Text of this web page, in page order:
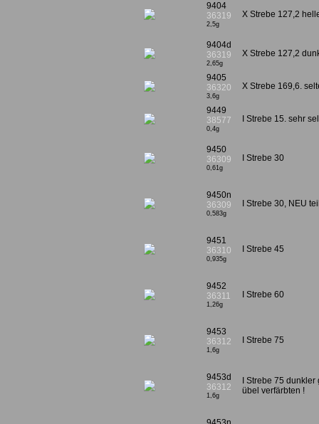
9404
36319
2,5g
X Strebe 127,2
9404d
36319
2,65g
X Strebe 127,2
9405
36320
3,6g
X Strebe 169,6.
9449
38577
0,4g
I Strebe 15. sehr
9450
36309
0,61g
I Strebe 30
9450n
36309
0,583g
I Strebe 30, NEU
9451
36310
0,935g
I Strebe 45
9452
36311
1,26g
I Strebe 60
9453
36312
1,6g
I Strebe 75
9453d
36312
1,6g
I Strebe 75
übel verfärbten !